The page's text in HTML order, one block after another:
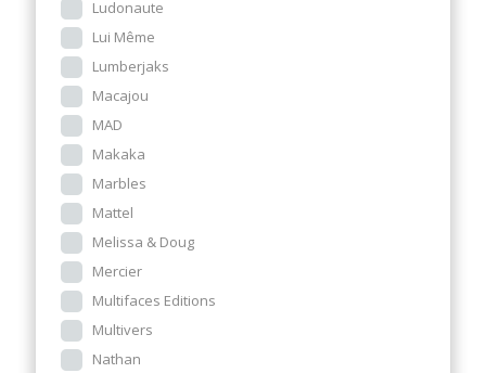
Ludonaute
Lui Même
Lumberjaks
Macajou
MAD
Makaka
Marbles
Mattel
Melissa & Doug
Mercier
Multifaces Editions
Multivers
Nathan